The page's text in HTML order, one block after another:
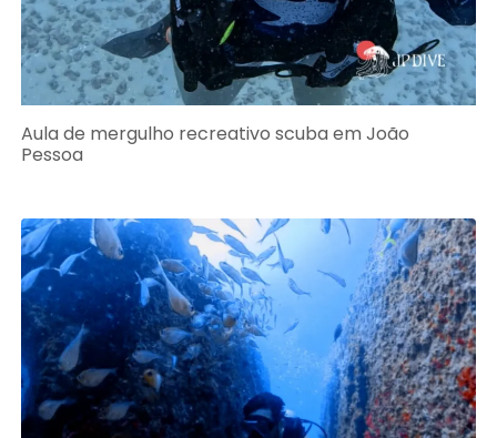
Aula de mergulho recreativo scuba em João
Pessoa